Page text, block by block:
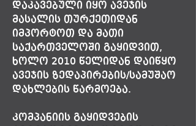
დაკავებული იყო ავეჯის
მასალის თურქეთიდან
იმპორტოთ და მათი
საქართველოში გაყიდვით,
ხოლო 2010 წელიდან დაიწყო
ავეჯის ზედაპირების/სამუშაო
დახლების წარმოება.
კომპანიის გაყიდვების